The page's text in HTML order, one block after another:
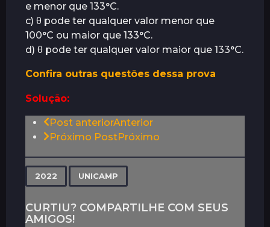
e menor que 133°C.
c) θ pode ter qualquer valor menor que
100°C ou maior que 133°C.
d) θ pode ter qualquer valor maior que 133°C.
Confira outras questões dessa prova
Solução:
P
o
s
t
P
a
g
Post anteriorAnterior
Próximo PostPróximo
2022 UNICAMP
CURTIU? COMPARTILHE COM SEUS
AMIGOS!